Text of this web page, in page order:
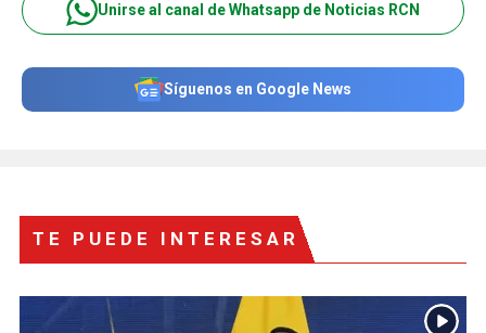
Unirse al canal de Whatsapp de Noticias RCN
Síguenos en Google News
TE PUEDE INTERESAR